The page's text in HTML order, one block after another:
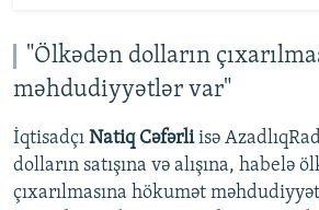
"Ölkədən dolların
məhdudiyyətlər var"
İqtisadçı Natiq Cəfərliisə
dolların satışına və alışına, habelə
çıxarılmasına hökumət